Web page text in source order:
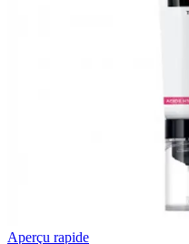
Aperçu rapide